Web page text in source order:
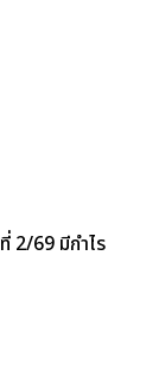
2/69 มีกำไร